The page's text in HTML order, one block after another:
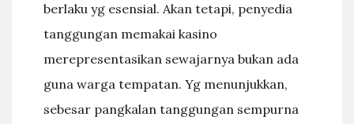
berlaku yg esensial. Akan tetapi, penyedia
tanggungan memakai kasino
merepresentasikan sewajarnya bukan ada
guna warga tempatan. Yg menunjukkan,
sebesar pangkalan tanggungan sempurna